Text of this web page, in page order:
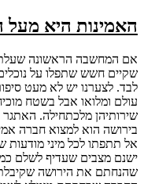
האמינות היא מעל
אם המחשבה הראשונה
שקיים חשש שתפלו על
לבד. לצערנו יש לא מעט
עולם ומלואו אבל בשטח
שירותיהן מלכתחילה.
בירושה הוא למצוא חברה
אל תתפתו לכל מיני מודעות
ישנם מצבים שעדיף לשלם
שהנחתם את הירושה